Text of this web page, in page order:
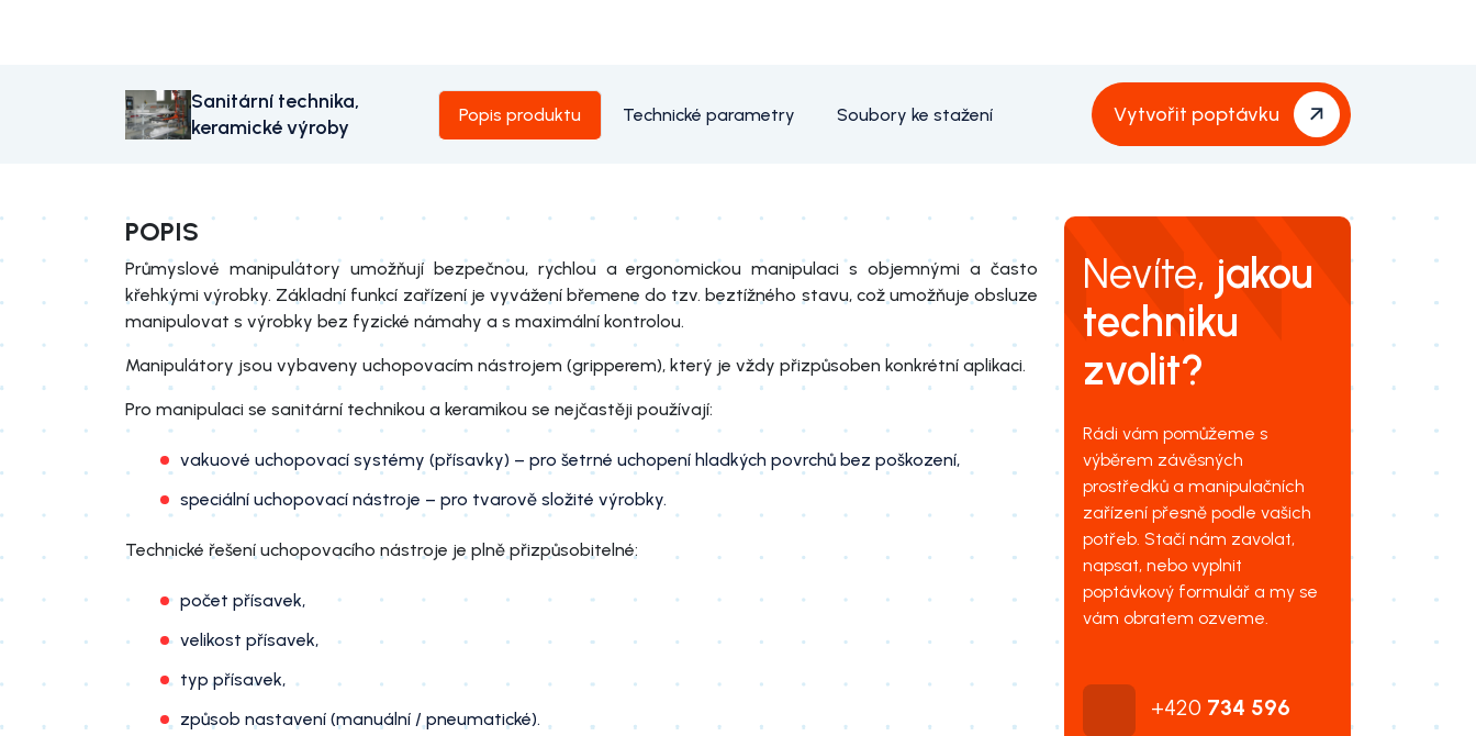
Sanitární technika,
keramické výroby
Popis produktu Technické parametry Soubory ke stažení Vytvořit poptávku
POPIS
Průmyslové manipulátory umožňují bezpečnou, rychlou a ergonomickou manipulaci s objemnými a často
křehkými výrobky. Základní funkcí zařízení je vyvážení břemene do tzv. beztížného stavu, což umožňuje obsluze
manipulovat s výrobky bez fyzické námahy a s maximální kontrolou.
Manipulátory jsou vybaveny uchopovacím nástrojem (gripperem), který je vždy přizpůsoben konkrétní aplikaci.
Pro manipulaci se sanitární technikou a keramikou se nejčastěji používají:
vakuové uchopovací systémy (přísavky) – pro šetrné uchopení hladkých povrchů bez poškození,
speciální uchopovací nástroje – pro tvarově složité výrobky.
Technické řešení uchopovacího nástroje je plně přizpůsobitelné:
počet přísavek,
velikost přísavek,
typ přísavek,
způsob nastavení (manuální / pneumatické).
Nevíte, jakou
techniku
zvolit?
Rádi vám pomůžeme s
výběrem závěsných
prostředků a manipulačních
zařízení přesně podle vašich
potřeb. Stačí nám zavolat,
napsat, nebo vyplnit
poptávkový formulář a my se
vám obratem ozveme.
+420 734 596